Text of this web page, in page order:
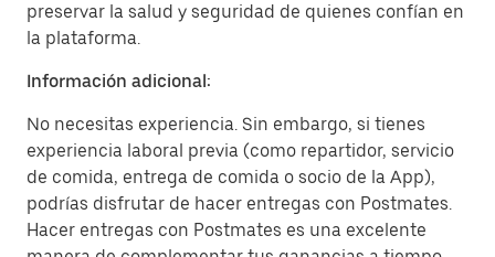
preservar la salud y seguridad de quienes confían en
la plataforma.
Información adicional:
No necesitas experiencia. Sin embargo, si tienes
experiencia laboral previa (como repartidor, servicio
de comida, entrega de comida o socio de la App),
podrías disfrutar de hacer entregas con Postmates.
Hacer entregas con Postmates es una excelente